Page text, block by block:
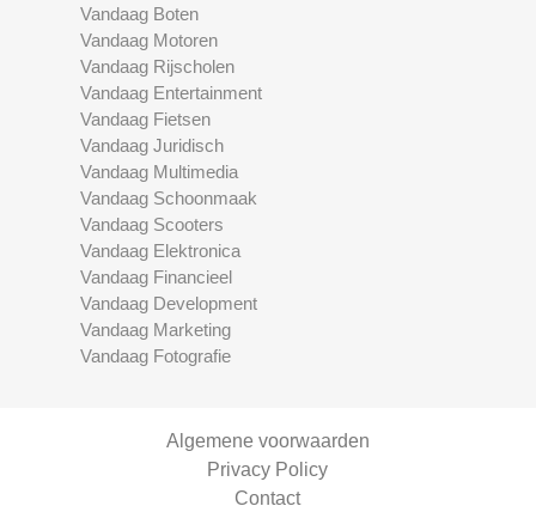
Vandaag Boten
Vandaag Motoren
Vandaag Rijscholen
Vandaag Entertainment
Vandaag Fietsen
Vandaag Juridisch
Vandaag Multimedia
Vandaag Schoonmaak
Vandaag Scooters
Vandaag Elektronica
Vandaag Financieel
Vandaag Development
Vandaag Marketing
Vandaag Fotografie
Algemene voorwaarden
Privacy Policy
Contact